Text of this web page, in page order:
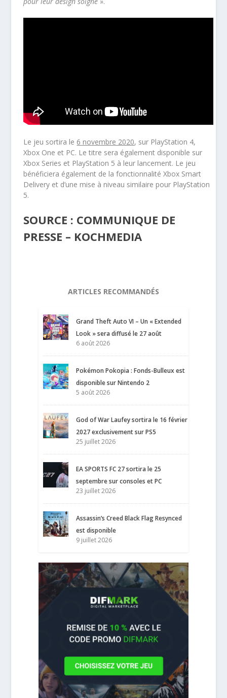
Le jeu sortira le 6 novembre 2020, sur PlayStation 4,
Xbox One et PC. Le titre sera également disponible sur
Xbox Series et PlayStation 5 à leur lancement. Le jeu
bénéficiera également de la fonctionnalité Xbox Smart
Delivery et d’une mise à niveau similaire pour PlayStation
5.
SOURCE : COMMUNIQUE DE
PRESSE – KOCHMEDIA
ARTICLES RECOMMANDÉS
Grand Theft Auto VI – Un « Extended
Look » sera diffusé le 27 août
6 août 2026
Pokémon Pokopia : Fonds-Bulleux est
disponible sur Nintendo 2
5 août 2026
God of War Laufey sortira le 16 février
2027 exclusivement sur PS5
25 juillet 2026
EA SPORTS FC 27 sortira le 25
septembre sur consoles et PC
23 juillet 2026
Assassin’s Creed Black Flag Resynced
est disponible
9 juillet 2026